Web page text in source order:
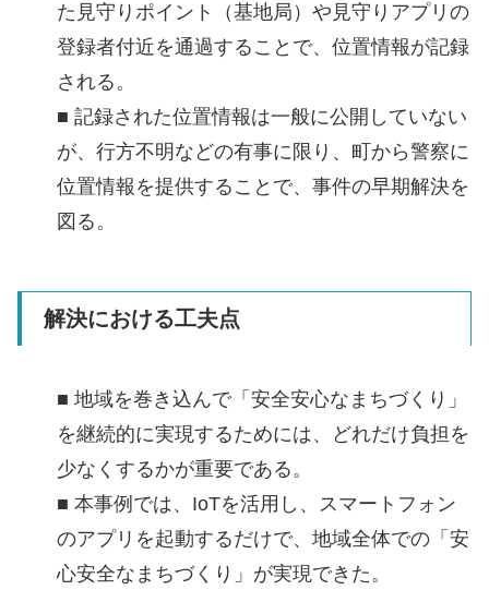
た見守りポイント（基地局）や見守りアプリの
登録者付近を通過することで、位置情報が記録
される。
■ 記録された位置情報は一般に公開していない
が、行方不明などの有事に限り、町から警察に
位置情報を提供することで、事件の早期解決を
図る。
解決における工夫点
■ 地域を巻き込んで「安全安心なまちづくり」
を継続的に実現するためには、どれだけ負担を
少なくするかが重要である。
■ 本事例では、IoTを活用し、スマートフォン
のアプリを起動するだけで、地域全体での「安
心安全なまちづくり」が実現できた。